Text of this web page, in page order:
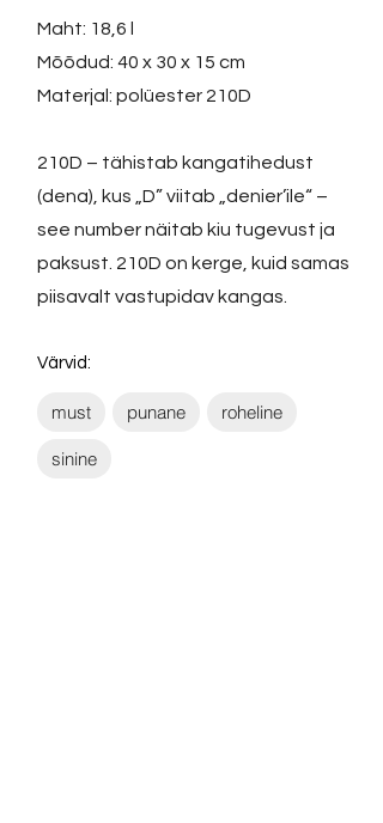
Maht: 18,6 l
Mõõdud: 40 x 30 x 15 cm
Materjal: polüester 210D
210D – tähistab kangatihedust
(dena), kus „D” viitab „denier’ile“ –
see number näitab kiu tugevust ja
paksust. 210D on kerge, kuid samas
piisavalt vastupidav kangas.
Värvid:
must punane roheline
sinine